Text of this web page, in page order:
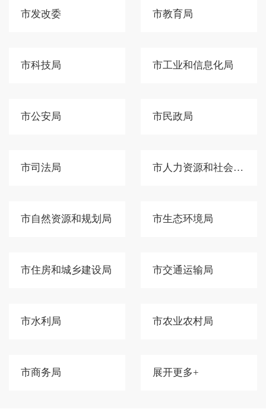
市发改委 市教育局
市科技局 市工业和信息化局
市公安局 市民政局
市司法局 市人力资源和社会保障局
市自然资源和规划局 市生态环境局
市住房和城乡建设局 市交通运输局
市水利局 市农业农村局
市商务局 展开更多+